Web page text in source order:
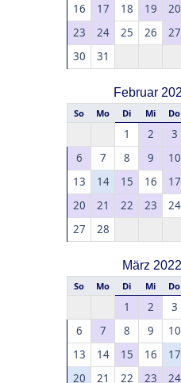
16
17 18 19 20
23
24 25 26 27
30
31
Februar
So Mo Di Mi Do
1 2 3
6
7 8 9 10
13
14 15 16 17
20
21 22 23 24
27
28
März 2022
So Mo Di Mi Do
1 2 3
6
7 8 9 10
13
14 15 16 17
20
21 22 23 24